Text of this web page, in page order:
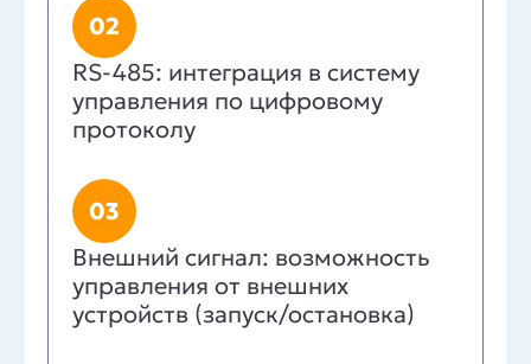
02
RS-485: интеграция в систему
управления по цифровому
протоколу
03
Внешний сигнал: возможность
управления от внешних
устройств (запуск/остановка)